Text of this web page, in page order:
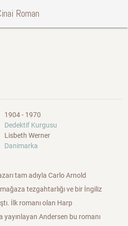
Roman
1904 - 1970
Dedektif Kurgusu
Lisbeth Werner
Danimarka
tam adıyla Carlo Arnold
tezgahtarlığı ve bir İngiliz
İlk romanı olan Harp
yayınlayan Andersen bu romanı